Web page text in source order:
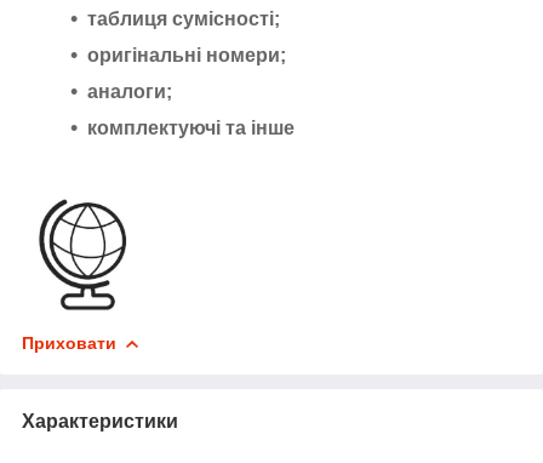
таблиця сумісності;
оригінальні номери;
аналоги;
комплектуючі та інше
Приховати
Характеристики